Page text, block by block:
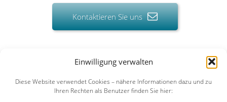
Einwilligung verwalten
Diese Website verwendet Cookies – nähere Informationen dazu und zu
Ihren Rechten als Benutzer finden Sie hier:
Kontaktieren Sie uns
HOMEUNTERNEHMENLEISTUNGEN REFERENZENPUBLIKATIONEN
KONTAKTNEWSLETTER IMPRESSUMDATENSCHUTZ